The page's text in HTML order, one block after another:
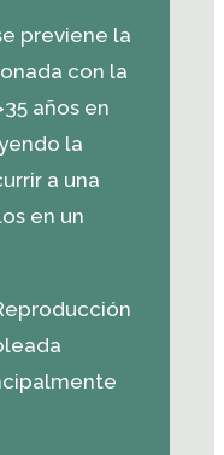
previene la
con la
años en
la
a una
en un